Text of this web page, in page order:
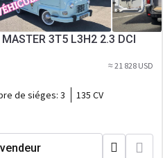
3T5 L3H2 2.3 DCI
≈ 21 828 USD
de siéges: 3
135 CV